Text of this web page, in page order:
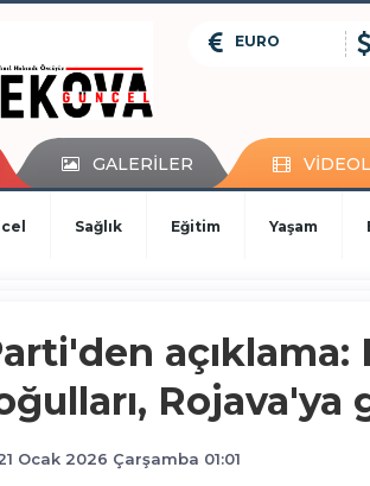
EURO
GALERİLER
Sağlık Eğitim Yaşam
açıklama:
Rojava'ya
Ocak 2026 Çarşamba 01:01